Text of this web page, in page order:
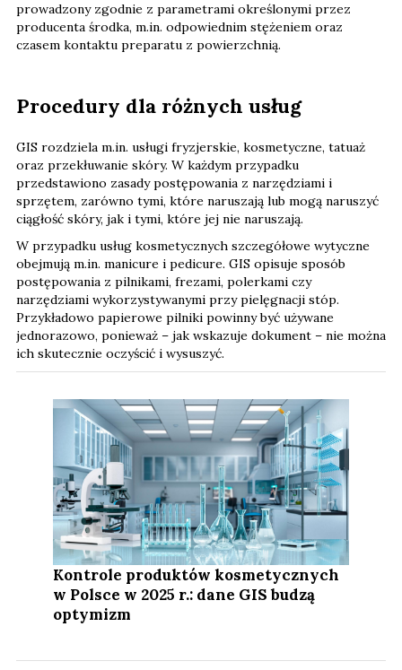
prowadzony zgodnie z parametrami określonymi przez
producenta środka, m.in. odpowiednim stężeniem oraz
czasem kontaktu preparatu z powierzchnią.
Procedury dla różnych usług
GIS rozdziela m.in. usługi fryzjerskie, kosmetyczne, tatuaż
oraz przekłuwanie skóry. W każdym przypadku
przedstawiono zasady postępowania z narzędziami i
sprzętem, zarówno tymi, które naruszają lub mogą naruszyć
ciągłość skóry, jak i tymi, które jej nie naruszają.
W przypadku usług kosmetycznych szczegółowe wytyczne
obejmują m.in. manicure i pedicure. GIS opisuje sposób
postępowania z pilnikami, frezami, polerkami czy
narzędziami wykorzystywanymi przy pielęgnacji stóp.
Przykładowo papierowe pilniki powinny być używane
jednorazowo, ponieważ – jak wskazuje dokument – nie można
ich skutecznie oczyścić i wysuszyć.
Kontrole produktów kosmetycznych
w Polsce w 2025 r.: dane GIS budzą
optymizm